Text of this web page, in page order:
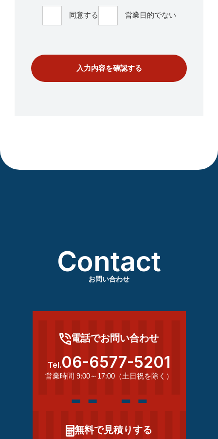
同意する 営業目的でない
Contact
お問い合わせ
電話でお問い合わせ
Tel.06-6577-5201
営業時間 9:00～17:00（土日祝を除く）
無料で見積りする